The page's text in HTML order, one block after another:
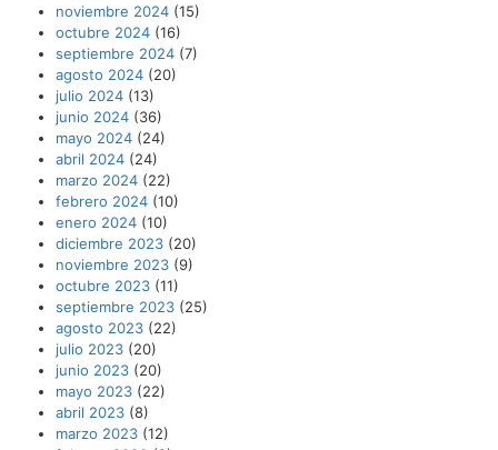
noviembre 2024 (15)
octubre 2024 (16)
septiembre 2024 (7)
agosto 2024 (20)
julio 2024 (13)
junio 2024 (36)
mayo 2024 (24)
abril 2024 (24)
marzo 2024 (22)
febrero 2024 (10)
enero 2024 (10)
diciembre 2023 (20)
noviembre 2023 (9)
octubre 2023 (11)
septiembre 2023 (25)
agosto 2023 (22)
julio 2023 (20)
junio 2023 (20)
mayo 2023 (22)
abril 2023 (8)
marzo 2023 (12)